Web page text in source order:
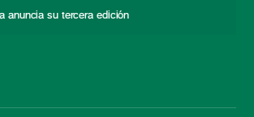
anuncia su tercera edición